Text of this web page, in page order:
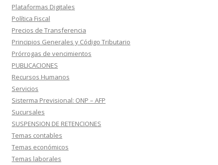
Plataformas Digitales
Política Fiscal
Precios de Transferencia
Principios Generales y Código Tributario
Prórrogas de vencimientos
PUBLICACIONES
Recursos Humanos
Servicios
Sisterma Previsional: ONP – AFP
Sucursales
SUSPENSION DE RETENCIONES
Temas contables
Temas económicos
Temas laborales